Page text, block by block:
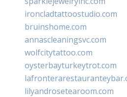
ironcladtattoostudio.com
bruinshome.com
annascleaningsvc.com
wolfcitytattoo.com
oysterbayturkeytrot.com
lilyandrosetearoom.com